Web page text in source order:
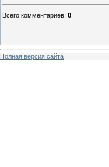
Всего комментариев: 0
Полная версия сайта